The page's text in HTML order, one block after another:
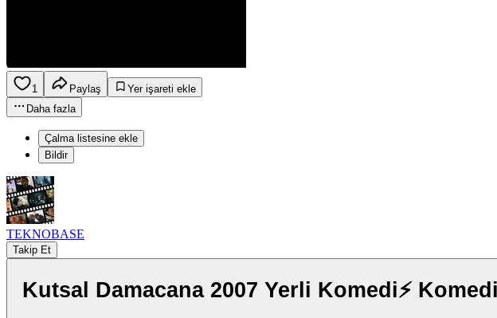
1 Paylaş
Yer işareti ekle
Daha fazla
Çalma listesine ekle
Bildir
TEKNOBASE
Takip Et
Kutsal Damacana 2007 Yerli Komedi⚡ Komedi Filmi ⚡ (2007) 1080p ⚡ Tek Parça⚡ Full HD 1080p İzle